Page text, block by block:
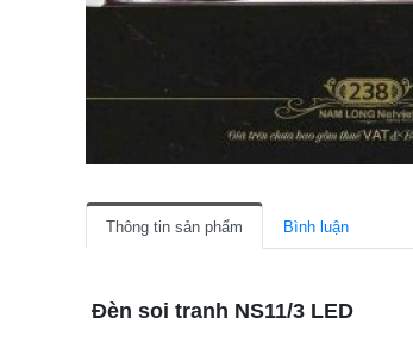
Thông tin sản phẩm Bình luận
Đèn soi tranh NS11/3 LED